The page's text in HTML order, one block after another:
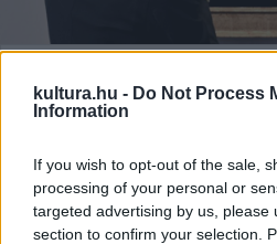
kultura.hu - Do Not Process
Information
If you wish to opt-out of the sale,
processing of your personal or
targeted advertising by us, please
section to confirm your selection.
Man Ray: Ingres hegedűje. Fotó:
A John Pritzker amerikai
műtárgy között vannak
tárgyak és papírra vetett